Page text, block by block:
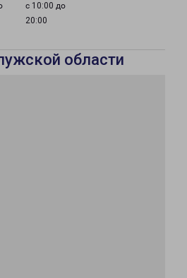
с 10:00 до
20:00
области